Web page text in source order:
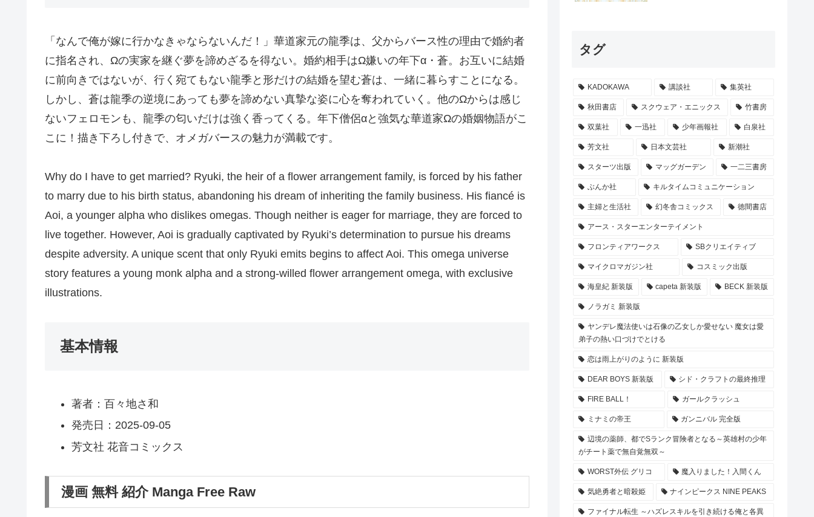
「なんで俺が嫁に行かなきゃならないんだ！」華道家元の龍季は、父からバース性の理由で婚約者
に指名され、Ωの実家を継ぐ夢を諦めざるを得ない。婚約相手はΩ嫌いの年下α・蒼。お互いに結婚
に前向きではないが、行く宛てもない龍季と形だけの結婚を望む蒼は、一緒に暮らすことになる。
しかし、蒼は龍季の逆境にあっても夢を諦めない真摯な姿に心を奪われていく。他のΩからは感じ
ないフェロモンも、龍季の匂いだけは強く香ってくる。年下僧侶αと強気な華道家Ωの婚姻物語がこ
こに！描き下ろし付きで、オメガバースの魅力が満載です。
Why do I have to get married? Ryuki, the heir of a flower arrangement family, is forced by his father
to marry due to his birth status, abandoning his dream of inheriting the family business. His fiancé is
Aoi, a younger alpha who dislikes omegas. Though neither is eager for marriage, they are forced to
live together. However, Aoi is gradually captivated by Ryuki’s determination to pursue his dreams
despite adversity. A unique scent that only Ryuki emits begins to affect Aoi. This omega universe
story features a young monk alpha and a strong-willed flower arrangement omega, with exclusive
illustrations.
基本情報
著者：百々地さ和
発売日：2025-09-05
芳文社 花音コミックス
漫画 無料 紹介 Manga Free Raw
タグ
KADOKAWA 講談社 集英社
秋田書店 スクウェア・エニックス 竹書房
双葉社 一迅社 少年画報社 白泉社
芳文社 日本文芸社 新潮社
スターツ出版 マッグガーデン 一二三書房
ぶんか社 キルタイムコミュニケーション
主婦と生活社 幻冬舎コミックス 徳間書店
アース・スターエンターテイメント
フロンティアワークス SBクリエイティブ
マイクロマガジン社 コスミック出版
海皇紀 新装版 capeta 新装版 BECK 新装版
ノラガミ 新装版
ヤンデレ魔法使いは石像の乙女しか愛せない 魔女は愛
弟子の熱い口づけでとける
恋は雨上がりのように 新装版
DEAR BOYS 新装版 シド・クラフトの最終推理
FIRE BALL！ ガールクラッシュ
ミナミの帝王 ガンニバル 完全版
辺境の薬師、都でSランク冒険者となる～英雄村の少年
がチート薬で無自覚無双～
WORST外伝 グリコ 魔入りました！入間くん
気絶勇者と暗殺姫 ナインピークス NINE PEAKS
ファイナル転生 ～ハズレスキルを引き続ける俺と各異